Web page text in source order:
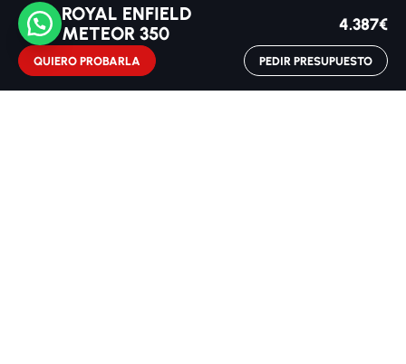
ROYAL ENFIELD
METEOR 350
4.387€
QUIERO PROBARLA PEDIR PRESUPUESTO
NUESTRAS MARCAS
Voge
Royal Enfield
ZXMOTO
Hero
Italjet